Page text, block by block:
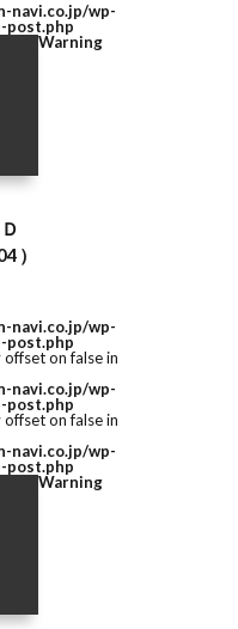
navi.co.jp/wp-
post.php
Ｄ
）
Warning
navi.co.jp/wp-
post.php
offset on false in
navi.co.jp/wp-
post.php
offset on false in
navi.co.jp/wp-
post.php
Warning